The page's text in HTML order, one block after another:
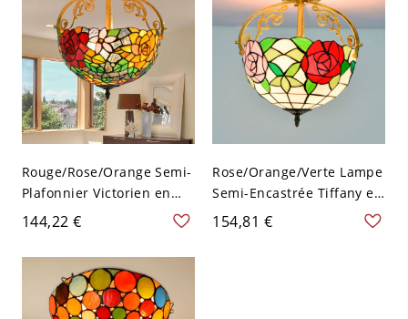
120 V
Rouge/Rose/Orange Semi-
Plafonnier Victorien en
Forme de Bol en Vitrail à 2
Ampoules Lampe Semi-
Encastrée avec Motif
Floral - Rouge 110 V-120 V
144,22 €
Rose/Orange/Verte Lampe
Semi-Encastrée Tiffany en
Forme de Bol en Vitrail à 2
Ampoules Semi-Plafonnier
154,81 €